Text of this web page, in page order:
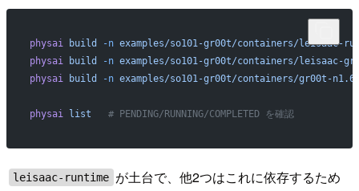
physai build -n examples/so101-gr00t/containers/leisaac-
physai build -n examples/so101-gr00t/containers/leisaac-
physai build -n examples/so101-gr00t/containers/gr00t-
physai list
   # PENDING/RUNNING/COMPLETED を確認
leisaac-runtime が土台で、他2つはこれに依存するため